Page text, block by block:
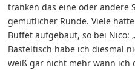
tranken das eine oder andere
gemütlicher Runde. Viele
Buffet aufgebaut, so bei Nico:
Basteltisch habe ich diesmal
weiß gar nicht mehr wann ich